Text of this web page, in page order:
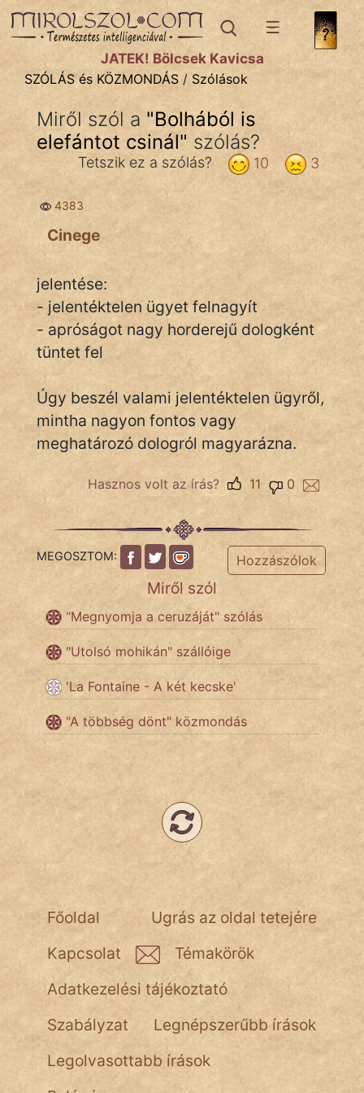
SZÓLÁS ÉS KÖZMONDÁStémák:
Bibliai
Közmondások
Szállóigék
Szóláscsoportok
Szólások
Tréfás
IRODALOM
FILM
ÉLETMÓD
MAGYARSÁG
TÖRTÉNELEM
Jób Gedeon
Láron Ádám
vörös ördög
nagyöreg
JÁTÉK! Bölcsek Kavicsa
SZÓLÁS és KÖZMONDÁS / Szólások
Miről szól a "Bolhából is
elefántot csinál" szólás?
3
10
Tetszik ez a szólás?
4383
Cinege
jelentése:
- jelentéktelen ügyet felnagyít
- apróságot nagy horderejű dologként
tüntet fel
Úgy beszél valami jelentéktelen ügyről,
mintha nagyon fontos vagy
meghatározó dologról magyarázna.
Hasznos volt az írás? 0
11
MEGOSZTOM: Hozzászólok
Miről szól
"Megnyomja a ceruzáját" szólás
"Utolsó mohikán" szállóige
'La Fontaine - A két kecske'
"A többség dönt" közmondás
Ugrás az oldal tetejére
Főoldal
Kapcsolat
Témakörök
Adatkezelési tájékoztató
Szabályzat
Legnépszerűbb írások
Legolvasottabb írások